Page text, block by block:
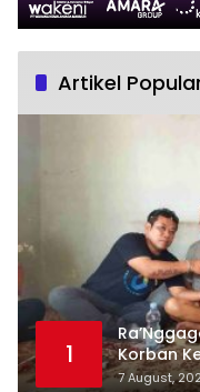
Artikel
1
Korban
7 August,